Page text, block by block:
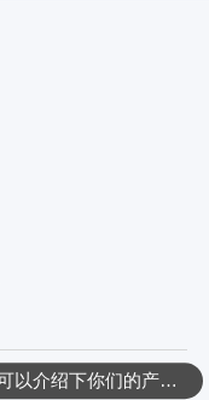
可以介绍下你们的产品么？